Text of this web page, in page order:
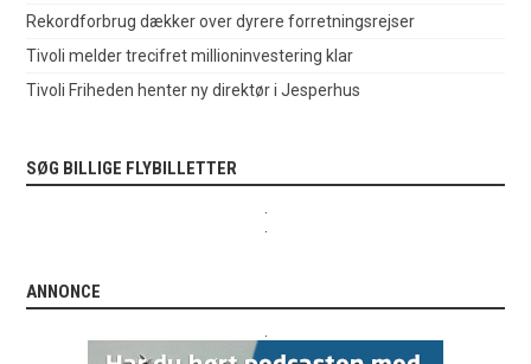
Rekordforbrug dækker over dyrere forretningsrejser
Tivoli melder trecifret millioninvestering klar
Tivoli Friheden henter ny direktør i Jesperhus
SØG BILLIGE FLYBILLETTER
ANNONCE